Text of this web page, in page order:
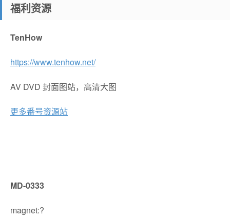
福利资源
TenHow
https://www.tenhow.net/
AV DVD 封面图站，高清大图
更多番号资源站
MD-0333
magnet:?